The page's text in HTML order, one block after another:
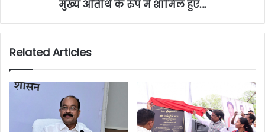
मुख्य अतिथि के रुप में शामिल हुए….
Related Articles